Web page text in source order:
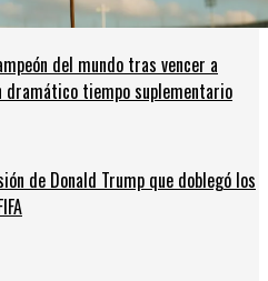
del mundo tras vencer a
dramático tiempo suplementario
de Donald Trump que doblegó los